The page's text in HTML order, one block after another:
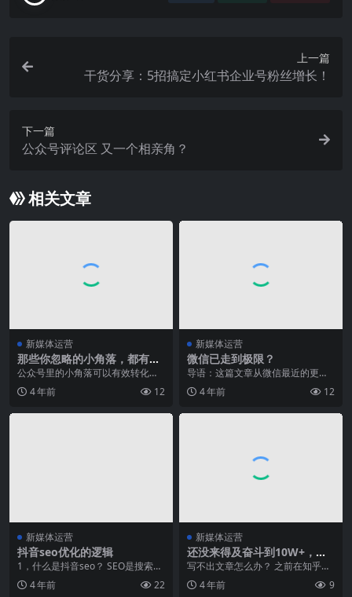
上一篇
干货分享：5招搞定小红书企业号粉丝增长！
下一篇
公众号评论区 又一个相亲角？
相关文章
新媒体运营
那些你忽略的小角落，都有涨
粉、变现的价值
公众号里的小角落可以有效转化长
尾流量。自媒体竞争白热化的今
天，这些细小的注意力不...
4 年前 12
新媒体运营
微信已走到极限？
导语：这篇文章从微信最近的更新
内容出发，从内容、公众号以及直
播上，客观分析了微信...
4 年前 12
新媒体运营
抖音seo优化的逻辑
1，什么是抖音seo？ SEO是搜索引
擎，而抖音SEO优化，是通过技术
手段，提高...
4 年前 22
新媒体运营
还没来得及奋斗到10W+，就
已经死在了日更的焦虑上？
写不出文章怎么办？ 之前在知乎看
了篇文章，作者说，自从他做了新
媒体运营，焦虑就变...
4 年前 9